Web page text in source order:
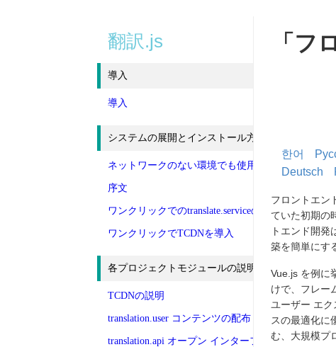
翻訳.js
導入
導入
システムの展開とインストール方法
ネットワークのない環境でも使用できるように導入
序文
ワンクリックでのtranslate.serviceのデプロイメント
ワンクリックでTCDNを導入
各プロジェクトモジュールの説明
TCDNの説明
translation.user コンテンツの配布
translation.api オープン インターフェイス
「フ
한어
Deutsch
フロントエン
ていた初期の
トエンド開
築を簡単にす
Vue.js を例に
けで、フレー
ユーザー エ
スの最適化に
む、大規模プ